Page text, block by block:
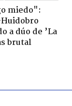
miedo":
a dúo de ’La
brutal